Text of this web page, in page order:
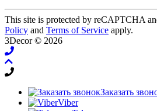
This site is protected by reCAPTCHA
Policy and Terms of Service apply.
3Decor © 2026
Заказать
Viber